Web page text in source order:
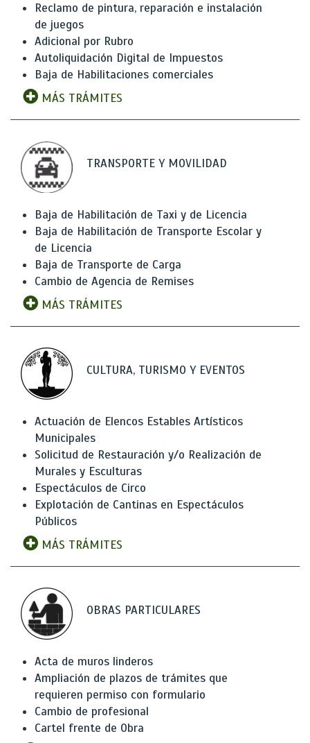
Reclamo de pintura, reparación e instalación
de juegos
Adicional por Rubro
Autoliquidación Digital de Impuestos
Baja de Habilitaciones comerciales
MÁS TRÁMITES
TRANSPORTE Y MOVILIDAD
Baja de Habilitación de Taxi y de Licencia
Baja de Habilitación de Transporte Escolar y
de Licencia
Baja de Transporte de Carga
Cambio de Agencia de Remises
MÁS TRÁMITES
CULTURA, TURISMO Y EVENTOS
Actuación de Elencos Estables Artísticos
Municipales
Solicitud de Restauración y/o Realización de
Murales y Esculturas
Espectáculos de Circo
Explotación de Cantinas en Espectáculos
Públicos
MÁS TRÁMITES
OBRAS PARTICULARES
Acta de muros linderos
Ampliación de plazos de trámites que
requieren permiso con formulario
Cambio de profesional
Cartel frente de Obra